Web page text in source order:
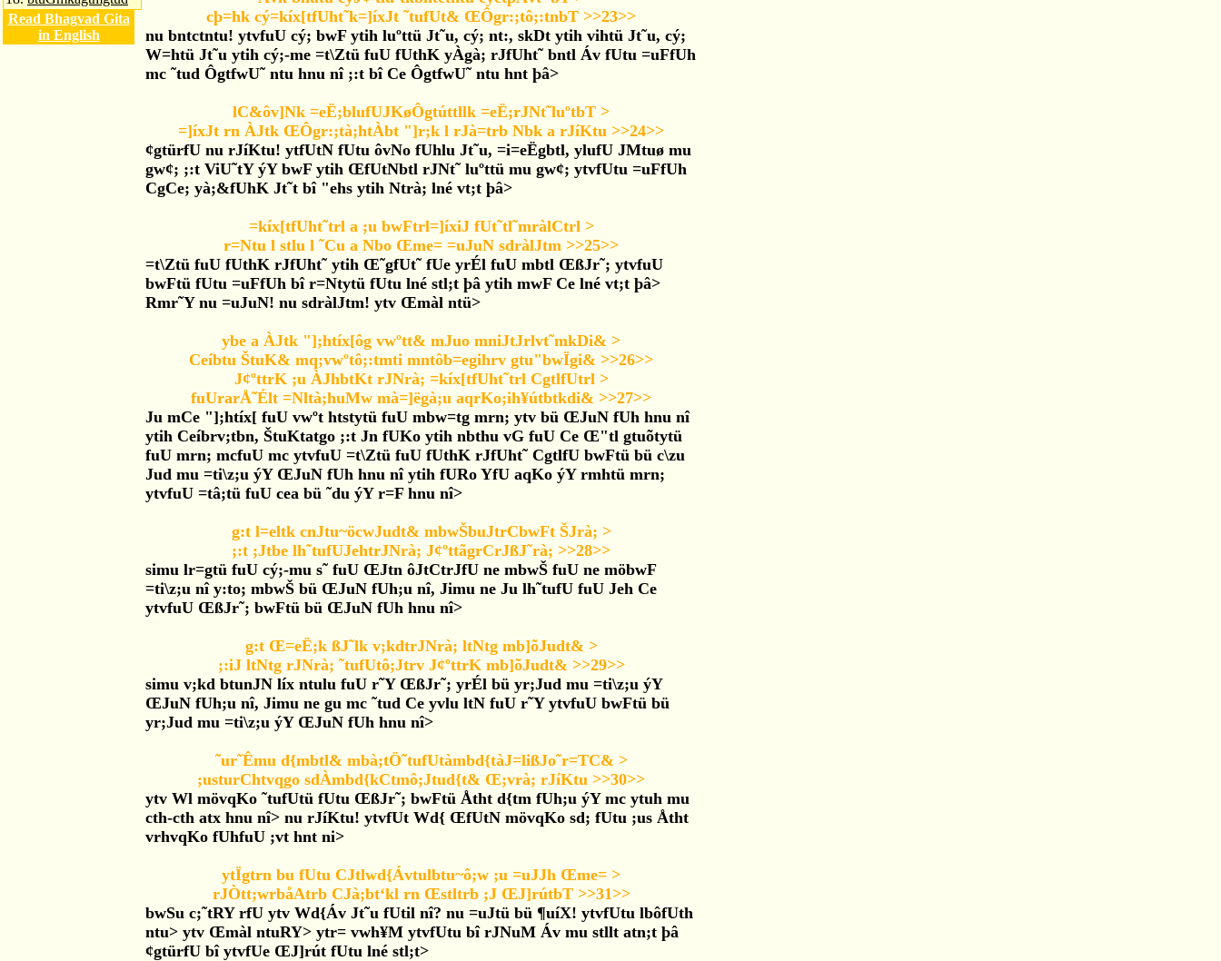
Read Bhagvad Gita
in English
cþ=hk cý=kíx[tfUht˜k=]íxJt ˜tufUt& ŒÔgr:;tô;:tnbT >>23>>
nu bntctntu! ytvfuU cý; bwF ytih luºttü Jt˜u, cý; nt:, skDt ytih vihtü Jt˜u, cý;
W=htü Jt˜u ytih cý;-me =t\Ztü fuU fUthK yÀgà; rJfUht˜ bntl Áv fUtu =uFfUh
mc ˜tud ÔgtfwU˜ ntu hnu nî ;:t bî Ce ÔgtfwU˜ ntu hnt þâ>
lC&ôv]Nk =eË;blufUJKøÔgtúttllk =eË;rJNt˜luºtbT >
=]íxJt rn ÀJtk ŒÔgr:;tà;htÀbt "]r;k l rJà=trb Nbk a rJíKtu >>24>>
¢gtürfU nu rJíKtu! ytfUtN fUtu ôvNo fUhlu Jt˜u, =i=eËgbtl, ylufU JMtuø mu
gw¢; ;:t ViU˜tY ýY bwF ytih ŒfUtNbtl rJNt˜ luºttü mu gw¢; ytvfUtu =uFfUh
CgCe; yà;&fUhK Jt˜t bî "ehs ytih Ntrà; lné vt;t þâ>
=kíx[tfUht˜trl a ;u bwFtrl=]íxiJ fUt˜tl˜mràlCtrl >
r=Ntu l stlu l ˜Cu a Nbo Œme= =uJuN sdràlJtm >>25>>
=t\Ztü fuU fUthK rJfUht˜ ytih Œ˜gfUt˜ fUe yrÉl fuU mbtl ŒßJr˜; ytvfuU
bwFtü fUtu =uFfUh bî r=Ntytü fUtu lné stl;t þâ ytih mwF Ce lné vt;t þâ>
Rmr˜Y nu =uJuN! nu sdràlJtm! ytv Œmàl ntü>
ybe a ÀJtk "];htíx[ôg vwºtt& mJuo mniJtJrlvt˜mkDi& >
Ceíbtu ŠtuK& mq;vwºtô;:tmti mntôb=egihrv gtu"bwÏgi& >>26>>
J¢ºttrK ;u ÀJhbtKt rJNrà; =kíx[tfUht˜trl CgtlfUtrl >
fuUrarÅ˜Élt =Nltà;huMw mà=]ëgà;u aqrKo;ih¥útbtkdi& >>27>>
Ju mCe "];htíx[ fuU vwºt htstytü fuU mbw=tg mrn; ytv bü ŒJuN fUh hnu nî
ytih Ceíbrv;tbn, ŠtuKtatgo ;:t Jn fUKo ytih nbthu vG fuU Ce Œ"tl gtuõtytü
fuU mrn; mcfuU mc ytvfuU =t\Ztü fuU fUthK rJfUht˜ CgtlfU bwFtü bü c\zu
Jud mu =ti\z;u ýY ŒJuN fUh hnu nî ytih fURo YfU aqKo ýY rmhtü mrn;
ytvfuU =tâ;tü fuU cea bü ˜du ýY r=F hnu nî>
g:t l=eltk cnJtu~öcwJudt& mbwŠbuJtrCbwFt ŠJrà; >
;:t ;Jtbe lh˜tufUJehtrJNrà; J¢ºttãgrCrJßJ˜rà; >>28>>
simu lr=gtü fuU cý;-mu s˜ fuU ŒJtn ôJtCtrJfU ne mbwŠ fuU ne möbwF
=ti\z;u nî y:to; mbwŠ bü ŒJuN fUh;u nî, Jimu ne Ju lh˜tufU fuU Jeh Ce
ytvfuU ŒßJr˜; bwFtü bü ŒJuN fUh hnu nî>
g:t Œ=eË;k ßJ˜lk v;kdtrJNrà; ltNtg mb]õJudt& >
;:iJ ltNtg rJNrà; ˜tufUtô;Jtrv J¢ºttrK mb]õJudt& >>29>>
simu v;kd btunJN líx ntulu fuU r˜Y ŒßJr˜; yrÉl bü yr;Jud mu =ti\z;u ýY
ŒJuN fUh;u nî, Jimu ne gu mc ˜tud Ce yvlu ltN fuU r˜Y ytvfuU bwFtü bü
yr;Jud mu =ti\z;u ýY ŒJuN fUh hnu nî>
˜ur˜Êmu d{mbtl& mbà;tÖ˜tufUtàmbd{tàJ=lißJo˜r=TC& >
;usturChtvqgo sdÀmbd{kCtmô;Jtud{t& Œ;vrà; rJíKtu >>30>>
ytv Wl mövqKo ˜tufUtü fUtu ŒßJr˜; bwFtü Åtht d{tm fUh;u ýY mc ytuh mu
cth-cth atx hnu nî> nu rJíKtu! ytvfUt Wd{ ŒfUtN mövqKo sd; fUtu ;us Åtht
vrhvqKo fUhfuU ;vt hnt ni>
ytÏgtrn bu fUtu CJtlwd{Ávtulbtu~ô;w ;u =uJJh Œme= >
rJÒtt;wrbåAtrb CJà;bt‘kl rn Œstltrb ;J ŒJ]rútbT >>31>>
bwSu c;˜tRY rfU ytv Wd{Áv Jt˜u fUtil nî? nu =uJtü bü ¶uíX! ytvfUtu lbôfUth
ntu> ytv Œmàl ntuRY> ytr= vwh¥M ytvfUtu bî rJNuM Áv mu stllt atn;t þâ
¢gtürfU bî ytvfUe ŒJ]rút fUtu lné stl;t>